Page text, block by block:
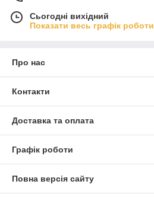
Сьогодні вихідний
Показати весь графік роботи
Про нас
Контакти
Доставка та оплата
Графік роботи
Повна версія сайту